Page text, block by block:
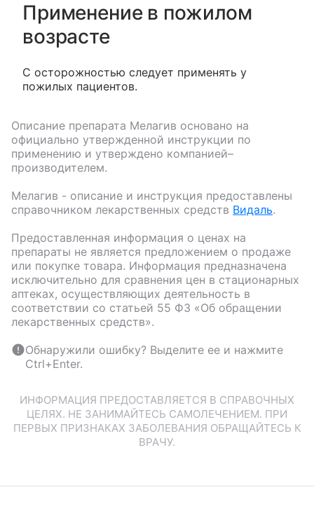
Применение в пожилом
возрасте
С осторожностью следует применять у
пожилых пациентов.
Описание препарата Мелагив основано на
официально утвержденной инструкции по
применению и утверждено компанией–
производителем.
Мелагив - описание и инструкция предоставлены
справочником лекарственных средств Видаль.
Предоставленная информация о ценах на
препараты не является предложением о продаже
или покупке товара. Информация предназначена
исключительно для сравнения цен в стационарных
аптеках, осуществляющих деятельность в
соответствии со статьей 55 ФЗ «Об обращении
лекарственных средств».
Обнаружили ошибку? Выделите ее и нажмите
Ctrl+Enter.
ИНФОРМАЦИЯ ПРЕДОСТАВЛЯЕТСЯ В СПРАВОЧНЫХ
ЦЕЛЯХ. НЕ ЗАНИМАЙТЕСЬ САМОЛЕЧЕНИЕМ. ПРИ
ПЕРВЫХ ПРИЗНАКАХ ЗАБОЛЕВАНИЯ ОБРАЩАЙТЕСЬ К
ВРАЧУ.